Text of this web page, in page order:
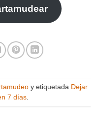
y etiquetada Dejar
7 días.